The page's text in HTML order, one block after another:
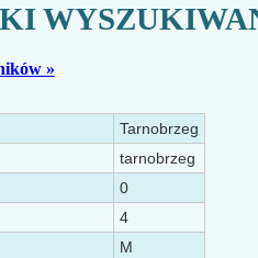
»
Tarnobrzeg
tarnobrzeg
0
4
M